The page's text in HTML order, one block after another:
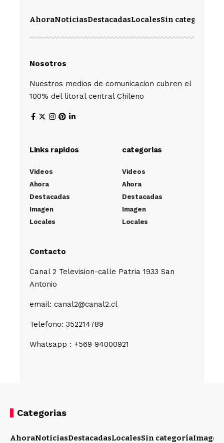
AhoraNoticiasDestacadasLocalesSin categoría
Nosotros
Nuestros medios de comunicacion cubren el
100% del litoral central Chileno
Links rapidos
Videos
Ahora
Destacadas
Imagen
Locales
categorias
Videos
Ahora
Destacadas
Imagen
Locales
Contacto
Canal 2 Television-calle Patria 1933 San
Antonio
email: canal2@canal2.cl
Telefono: 352214789
Whatsapp : +569 94000921
Categorias
AhoraNoticiasDestacadasLocalesSin categoríaImagen